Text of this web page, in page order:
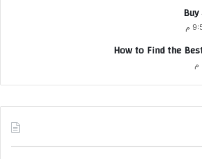
How to Find the